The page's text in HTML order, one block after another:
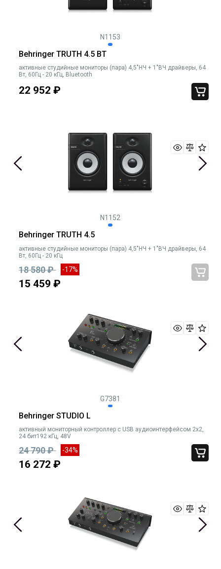
N1153
Behringer TRUTH 4.5 BT
активные студийные мониторы (пара) 4,5"НЧ + 1"ВЧ драйверы, 64
Вт, 60Гц - 20 кГц, Bluetooth
22 952 ₽
N1152
Behringer TRUTH 4.5
активные студийные мониторы (пара) 4,5"НЧ + 1"ВЧ драйверы, 64
Вт, 60Гц - 20 кГц
18 580 ₽ -17%
15 459 ₽
G7381
Behringer STUDIO L
активный мониторный контроллер с USB аудиоинтерфейсом 2х2,
24 бит192 кГц, 48V
24 790 ₽ -34%
16 272 ₽